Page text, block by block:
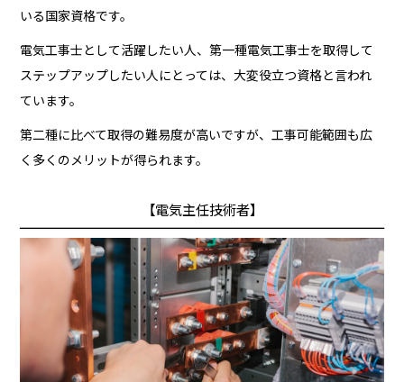
いる国家資格です。
電気工事士として活躍したい人、第一種電気工事士を取得して
ステップアップしたい人にとっては、大変役立つ資格と言われ
ています。
第二種に比べて取得の難易度が高いですが、工事可能範囲も広
く多くのメリットが得られます。
【電気主任技術者】